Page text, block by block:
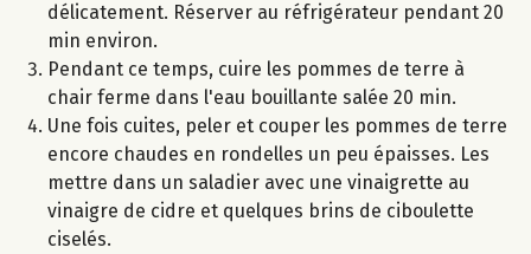
délicatement. Réserver au réfrigérateur pendant 20
min environ.
Pendant ce temps, cuire les pommes de terre à
chair ferme dans l'eau bouillante salée 20 min.
Une fois cuites, peler et couper les pommes de terre
encore chaudes en rondelles un peu épaisses. Les
mettre dans un saladier avec une vinaigrette au
vinaigre de cidre et quelques brins de ciboulette
ciselés.